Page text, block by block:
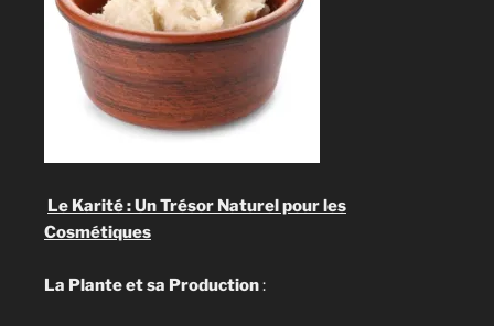
Le Karité : Un Trésor Naturel pour les
Cosmétiques
La Plante et sa Production: